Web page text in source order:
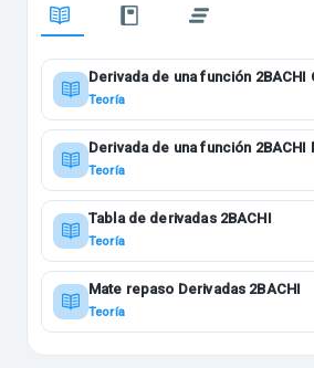
Derivada de una función 2BACHI
Teoría
Derivada de una función 2BACHI
Teoría
Tabla de derivadas 2BACHI
Teoría
Mate repaso Derivadas 2BACHI
Teoría